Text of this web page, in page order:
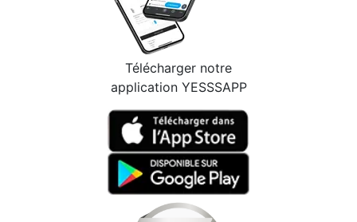
Télécharger notre
application YESSSAPP